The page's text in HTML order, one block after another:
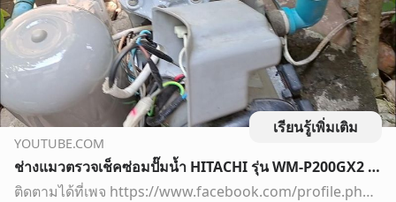
เรียนรู้เพิ่มเติม
YOUTUBE.COM
ช่างแมวตรวจเช็คซ่อมปั๊มน้ำ HITACHI รุ่น WM-P200GX2 อาการ เพื่อนช่างเปลี่ยนทุกอย่างแล้วทำงานไม่ตัดน้ำ
ติดตามได้ที่เพจ https://www.facebook.com/profile.php?id=100006649414062